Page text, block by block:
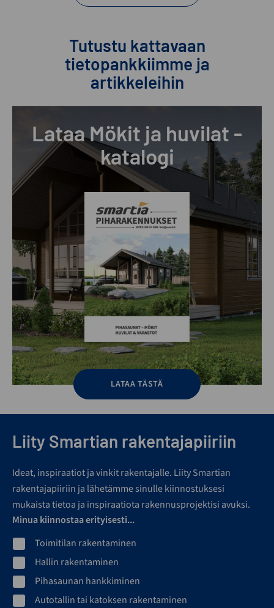
Tutustu kattavaan
tietopankkiimme ja
artikkeleihin
Lataa Mökit ja huvilat -
katalogi
LATAA TÄSTÄ
Liity Smartian rakentajapiiriin
Ideat, inspiraatiot ja vinkit rakentajalle. Liity Smartian
rakentajapiiriin ja lähetämme sinulle kiinnostuksesi
mukaista tietoa ja inspiraatiota rakennusprojektisi avuksi.
Minua kiinnostaa erityisesti...
Toimitilan rakentaminen
Hallin rakentaminen
Pihasaunan hankkiminen
Autotallin tai katoksen rakentaminen